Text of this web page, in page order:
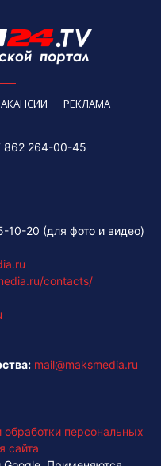
РЕКЛАМА
862 264-00-45
10-20 (для фото и видео)
contacts/
mail@maksmedia.ru
персональных
сайта